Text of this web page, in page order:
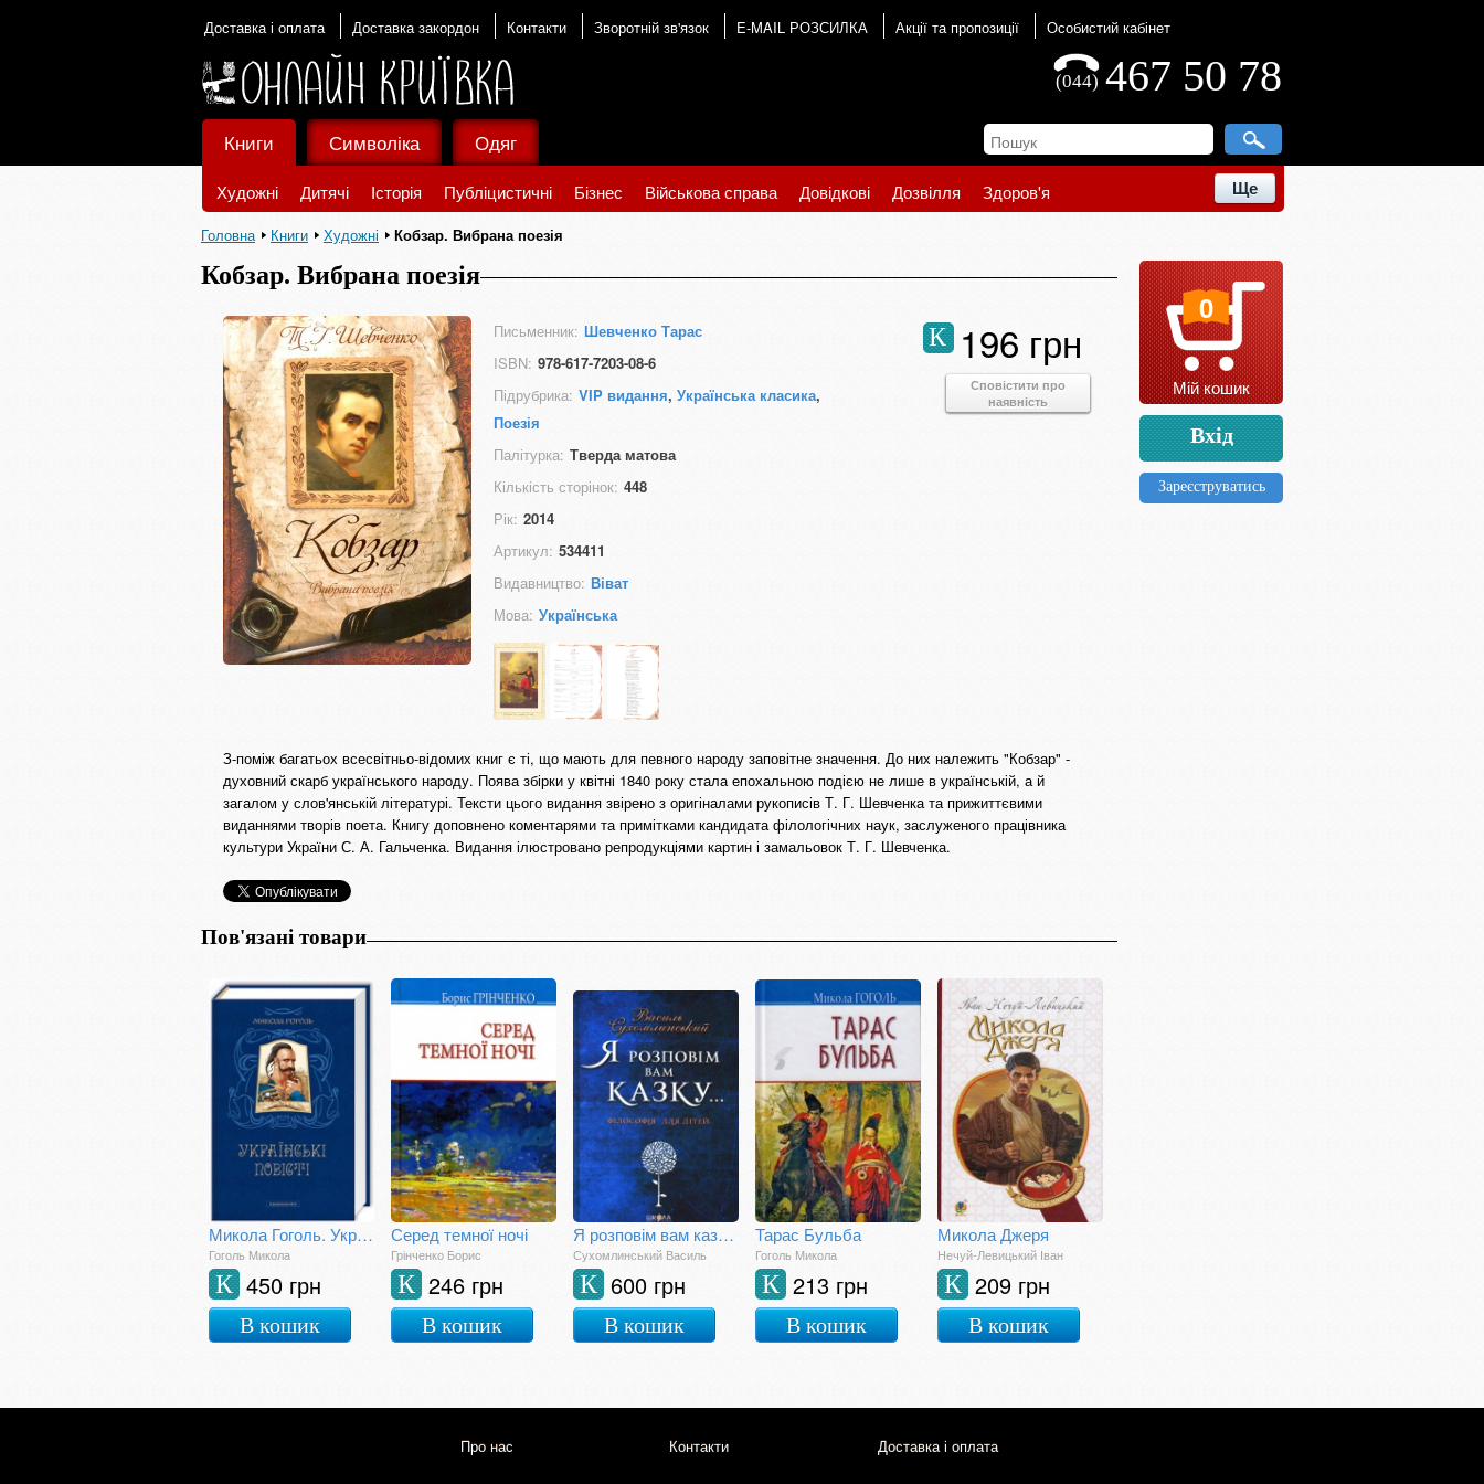
Доставка і оплата Доставка закордон Контакти Зворотній зв'язок E-MAIL РОЗСИЛКА Акції та пропозиції Особистий кабінет
467 50 78
(044)
Книги
Художні Дитячі Історія Публіцистичні Бізнес Військова справа Довідкові Дозвілля Здоров'я Ще
Символіка Одяг
Головна Книги Художні Кобзар. Вибрана поезія
Кобзар. Вибрана поезія
Письменник: Шевченко Тарас
ISBN: 978-617-7203-08-6
Підрубрика: VIP видання, Українська класика,
Поезія
Палітурка: Тверда матова
Кількість сторінок: 448
Рік: 2014
Артикул: 534411
Видавництво: Віват
Мова: Українська
196 грн
К
Сповістити про
наявність
З-поміж багатьох всесвітньо-відомих книг є ті, що мають для певного народу заповітне значення. До них належить "Кобзар" -
духовний скарб українського народу. Поява збірки у квітні 1840 року стала епохальною подією не лише в українській, а й
загалом у слов'янській літературі. Тексти цього видання звірено з оригіналами рукописів Т. Г. Шевченка та прижиттєвими
виданнями творів поета. Книгу доповнено коментарями та примітками кандидата філологічних наук, заслуженого працівника
культури України С. А. Гальченка. Видання ілюстровано репродукціями картин і замальовок Т. Г. Шевченка.
Пов'язані товари
Микола Гоголь. Українські повісті
Гоголь Микола
450 грн
К
В кошик
Серед темної ночі
Грінченко Борис
246 грн
К
В кошик
Я розповім вам казку... Філософія для дітей
Сухомлинський Василь
600 грн
К
В кошик
Тарас Бульба
Гоголь Микола
213 грн
К
В кошик
Микола Джеря
Нечуй-Левицький Іван
209 грн
К
В кошик
0
Мій кошик
Вхід
Зареєструватись
Про нас Контакти Доставка і оплата